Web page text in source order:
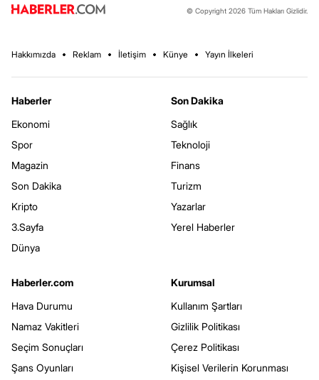
© Copyright 2026 Tüm Hakları Gizlidir.
Hakkımızda Reklam İletişim Künye Yayın İlkeleri
Haberler
Ekonomi
Spor
Magazin
Son Dakika
Kripto
3.Sayfa
Dünya
Son Dakika
Sağlık
Teknoloji
Finans
Turizm
Yazarlar
Yerel Haberler
Haberler.com
Hava Durumu
Namaz Vakitleri
Seçim Sonuçları
Şans Oyunları
Kurumsal
Kullanım Şartları
Gizlilik Politikası
Çerez Politikası
Kişisel Verilerin Korunması